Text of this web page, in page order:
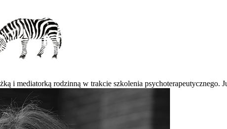
i mediatorką rodzinną w trakcie szkolenia